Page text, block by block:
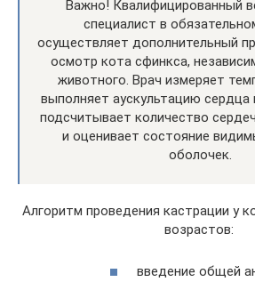
Важно! Квалифицированный
специалист в
осуществляет дополнительный
осмотр кота сфинкса,
животного. Врач измеряет
выполняет аускультацию сердца
подсчитывает количество
и оценивает состояние
оболочек.
Алгоритм проведения кастрации у
возрастов:
введение общей